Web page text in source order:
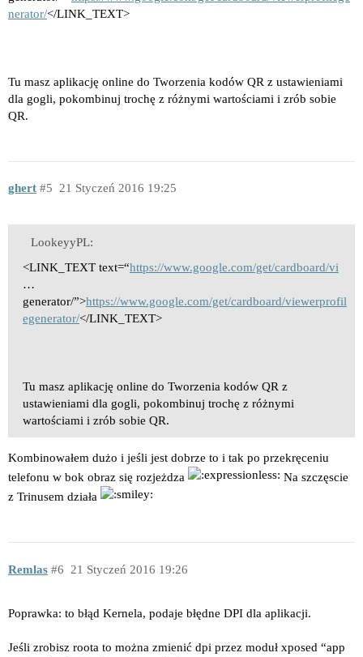
nerator/</LINK_TEXT>
Tu masz aplikację online do Tworzenia kodów QR z ustawieniami
dla gogli, pokombinuj trochę z różnymi wartościami i zrób sobie
QR.
ghert 21 Styczeń 2016 19:25
5
LookeyyPL:
<LINK_TEXT text=“https://www.google.com/get/cardboard/vi
…
generator/”>https://www.google.com/get/cardboard/viewerprofil
egenerator/</LINK_TEXT>
Tu masz aplikację online do Tworzenia kodów QR z
ustawieniami dla gogli, pokombinuj trochę z różnymi
wartościami i zrób sobie QR.
Kombinowałem dużo i jeśli jest dobrze to i tak po przekręceniu
telefonu w bok obraz się rozjeżdza
Na szczęscie
z Trinusem działa
Remlas 21 Styczeń 2016 19:26
6
Poprawka: to błąd Kernela, podaje błędne DPI dla aplikacji.
Jeśli zrobisz roota to można zmienić dpi przez moduł xposed “app